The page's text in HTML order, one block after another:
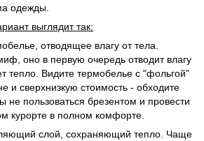
одежды.
выглядит так:
отводящее влагу от тела.
оно в первую очередь отводит влагу
тепло. Видите термобелье с "фольгой"
и сверхнизкую стоимость - обходите
не пользоваться брезентом и провести
курорте в полном комфорте.
слой, сохраняющий тепло. Чаще